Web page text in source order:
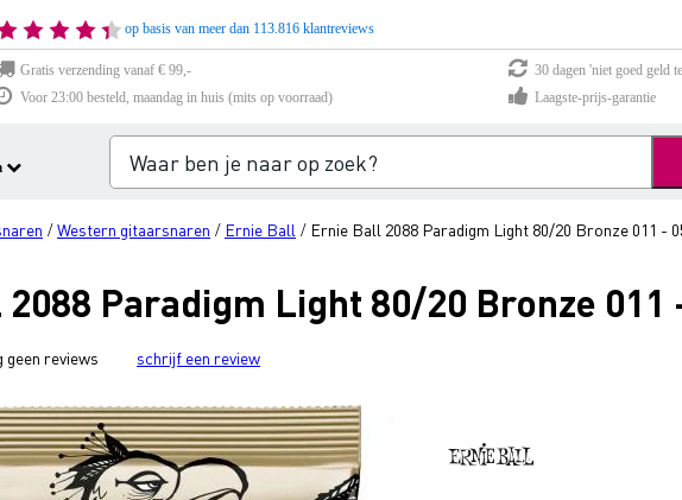
op basis van meer dan 113.816 klantreviews
Gratis verzending vanaf € 99,-
30 dagen 'niet goed geld
Voor 23:00 besteld, maandag in huis (mits op voorraad)
Laagste-prijs-garantie
/Western gitaarsnaren / Ernie Ball / Ernie Ball 2088 Paradigm Light 80/20 Bronze 011 -
Paradigm Light 80/20 Bronze 011
geen reviews schrijf een review